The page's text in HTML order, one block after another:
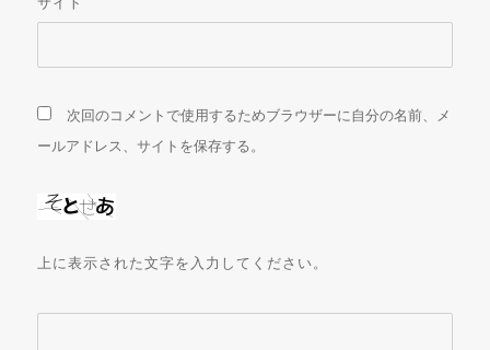
次回のコメントで使用するためブラウザーに自分の名前、メ
ールアドレス、サイトを保存する。
上に表示された文字を入力してください。